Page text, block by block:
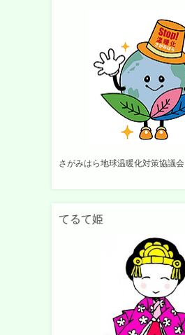
さがみはら地球温暖化対策協議会
てるて姫